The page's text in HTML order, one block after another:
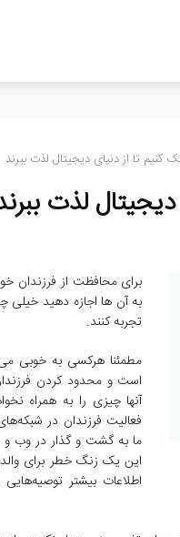
شدند
کنیم تا از دنیای دیجیتال لذت ببرند
لذت
برای محافظت از فرزندان
به آن ها اجازه دهید خیلی
تجربه کنند.
مطمئنا هرکسی به خوبی
است و محدود کردن
آنها چیزی را به همراه
فعالیت فرزندان در
ما به گشت و گذار در وب
این یک زنگ خطر برای
اطلاعات بیشتر